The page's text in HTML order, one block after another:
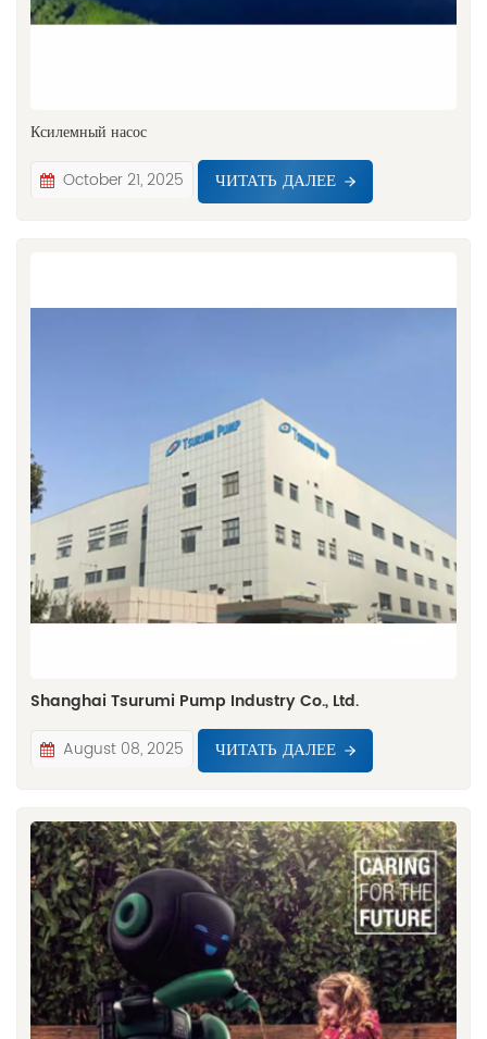
Ксилемный насос
October 21, 2025 ЧИТАТЬ ДАЛЕЕ
Shanghai Tsurumi Pump Industry Co., Ltd.
August 08, 2025 ЧИТАТЬ ДАЛЕЕ